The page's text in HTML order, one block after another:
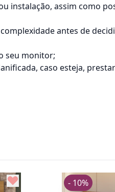
instalação, assim como
antes de
seu monitor;
caso esteja,
- 10%